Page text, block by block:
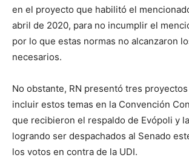
en el proyecto que habilitó el
abril de 2020, para no incumplir el
por lo que estas normas no alcanzaron
necesarios.
No obstante, RN presentó tres
incluir estos temas en la Convención
que recibieron el respaldo de Evópoli y
logrando ser despachados al Senado
los votos en contra de la UDI.